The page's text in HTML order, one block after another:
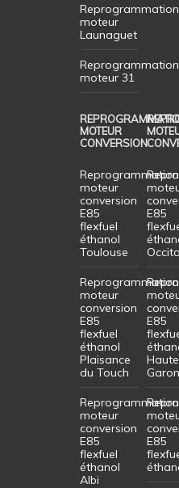
Reprogrammation
moteur
Launaguet
Reprogrammation
moteur 31
MOTEUR
CONVERSION
Reprogrammation
moteur
conversion
E85
flexfuel
éthanol
Toulouse
Reprogrammation
moteur
conversion
E85
flexfuel
éthanol
Plaisance
du Touch
Reprogrammation
moteur
conversion
E85
flexfuel
éthanol
Albi
E85
E85
Haute
E85